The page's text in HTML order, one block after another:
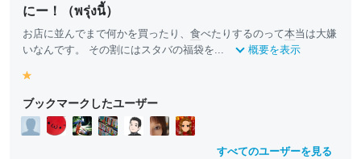
にー！（พรุ่งนี้）
お店に並んでまで何かを買ったり、 食べたりするのって本当は大嫌
いなんです。 その割にはスタバの福袋を...
概要を表示
ll
o
w
ブックマークしたユーザー
すべてのユーザーを見る